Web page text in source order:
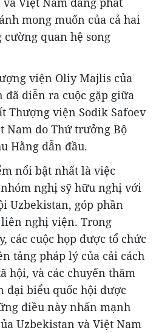
mong muốn của cả hai
quan hệ song
viện Oliy Majlis của
đã diễn ra cuộc gặp giữa
Thượng viện Sodik Safoev
Nam do Thứ trưởng Bộ
Hằng dẫn đầu.
nổi bật nhất là việc
nghị sỹ hữu nghị với
Uzbekistan, góp phần
nghị viện. Trong
các cuộc họp được tổ chức
tảng pháp lý của cải cách
hội, và các chuyến thăm
đại biểu quốc hội được
điều này nhấn mạnh
Uzbekistan và Việt Nam